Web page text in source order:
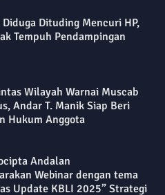
Diduga Dituding Mencuri HP,
Tempuh Pendampingan
Wilayah Warnai Muscab
Andar T. Manik Siap Beri
Hukum Anggota
Andalan
Webinar dengan tema
Update KBLI 2025” Strategi